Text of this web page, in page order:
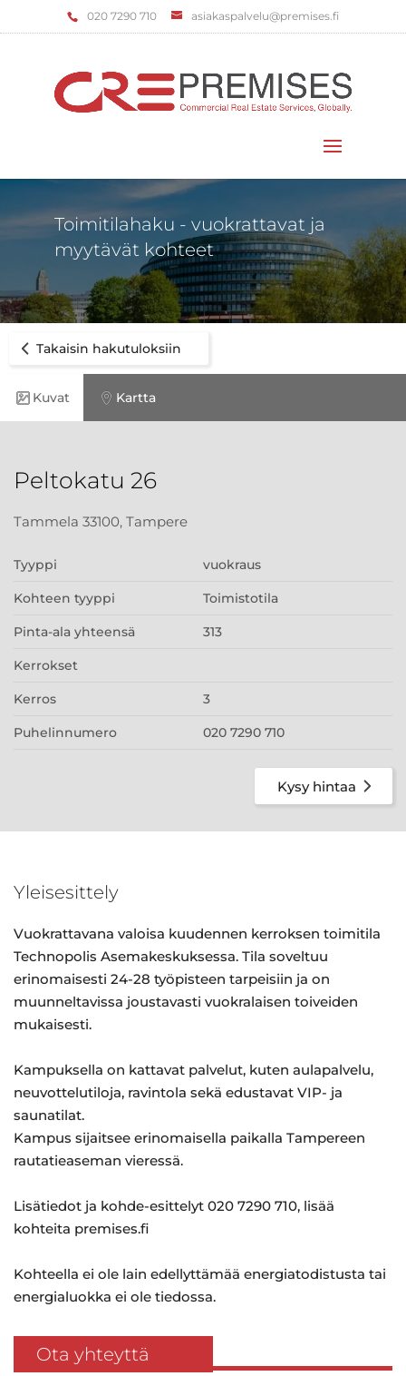
‌020 7290 710 asiakaspalvelu@premises.fi
Toimitilahaku - vuokrattavat ja
myytävät kohteet
Takaisin hakutuloksiin
Kuvat Kartta
Peltokatu 26
Tammela 33100, Tampere
Tyyppi vuokraus
Kohteen tyyppi Toimistotila
Pinta-ala yhteensä 313
Kerrokset
Kerros 3
Puhelinnumero 020 7290 710
Kysy hintaa
Yleisesittely
Vuokrattavana valoisa kuudennen kerroksen toimitila
Technopolis Asemakeskuksessa. Tila soveltuu
erinomaisesti 24-28 työpisteen tarpeisiin ja on
muunneltavissa joustavasti vuokralaisen toiveiden
mukaisesti.
Kampuksella on kattavat palvelut, kuten aulapalvelu,
neuvottelutiloja, ravintola sekä edustavat VIP- ja
saunatilat.
Kampus sijaitsee erinomaisella paikalla Tampereen
rautatieaseman vieressä.
Lisätiedot ja kohde-esittelyt 020 7290 710, lisää
kohteita premises.fi
Kohteella ei ole lain edellyttämää energiatodistusta tai
energialuokka ei ole tiedossa.
Ota yhteyttä